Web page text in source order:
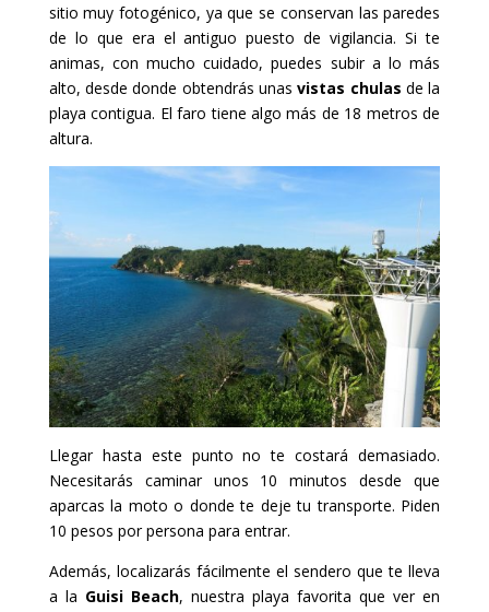
sitio muy fotogénico, ya que se conservan las paredes
de lo que era el antiguo puesto de vigilancia. Si te
animas, con mucho cuidado, puedes subir a lo más
alto, desde donde obtendrás unasvistas chulas de la
playa contigua. El faro tiene algo más de 18 metros de
altura.
Llegar hasta este punto no te costará demasiado.
Necesitarás caminar unos 10 minutos desde que
aparcas la moto o donde te deje tu transporte. Piden
10 pesos por persona para entrar.
Además, localizarás fácilmente el sendero que te lleva
a la Guisi Beach, nuestra playa favorita que ver en